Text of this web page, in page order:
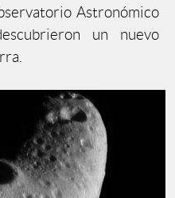
Astronómico
un nuevo